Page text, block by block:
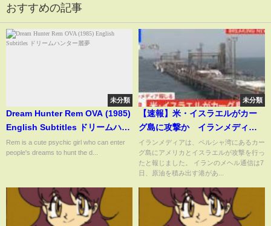
おすすめの記事
未分類
Dream Hunter Rem OVA (1985)
English Subtitles ドリームハン
ター麗夢
Rem is a cute psychic girl who can enter
people's dreams to hunt the d...
未分類
【速報】米・イスラエルがカー
グ島に攻撃か イランメディア
が報じる｜TBS NEWS DIG
イランメディアは、ペルシャ湾にあるカー
グ島にアメリカとイスラエルが攻撃を行っ
たと報じました。 イランのメヘル通信は7
日、原油を積み出す港があ...